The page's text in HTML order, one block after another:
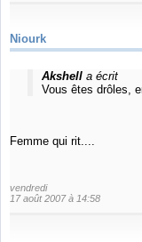
Niourk
Akshella écrit
Vous êtes drôles,
Femme qui rit....
vendredi
17 août 2007 à 14:58